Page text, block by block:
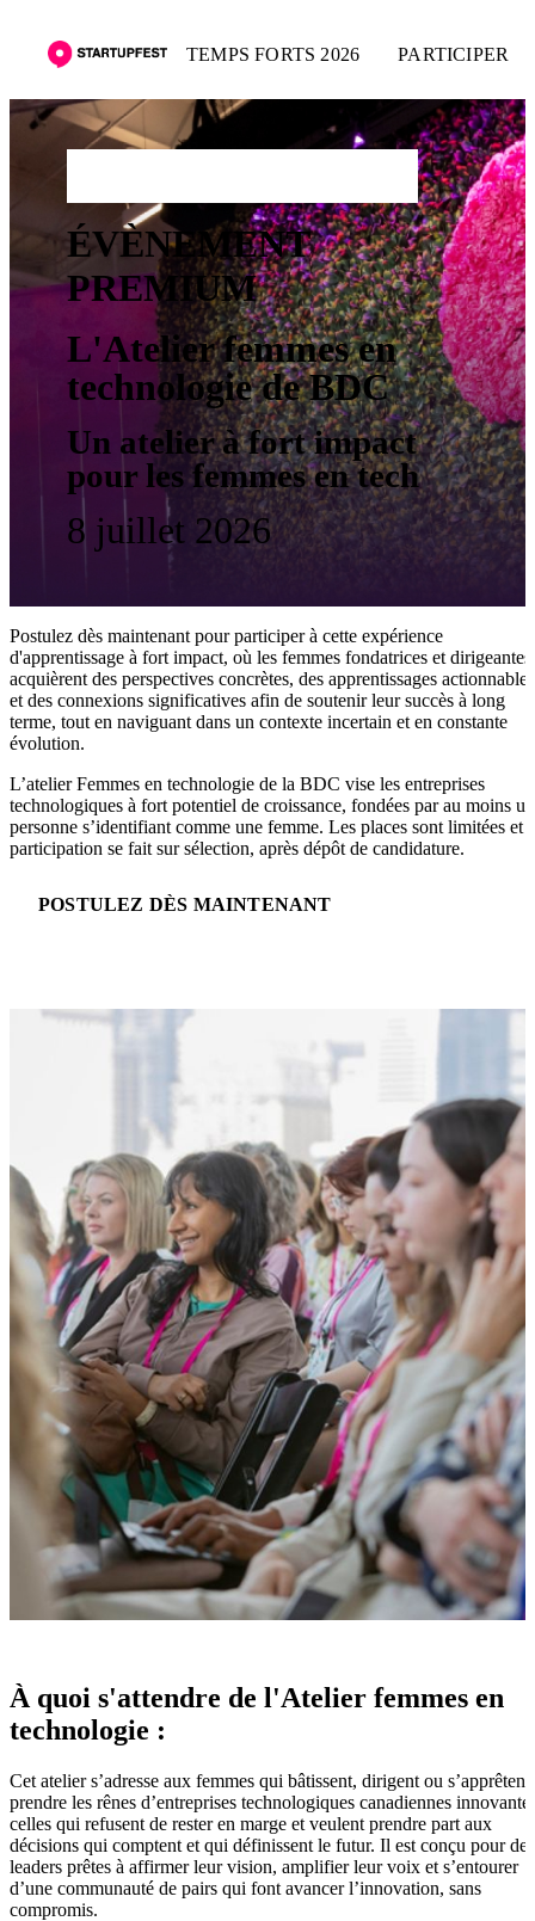
TEMPS FORTS 2026 PARTICIPER
ÉVÈNEMENT
PREMIUM
L'Atelier femmes en
technologie de BDC
Un atelier à fort impact
pour les femmes en tech
8 juillet 2026
Postulez dès maintenant pour participer à cette expérience
d'apprentissage à fort impact, où les femmes fondatrices et dirigeantes
acquièrent des perspectives concrètes, des apprentissages actionnables
et des connexions significatives afin de soutenir leur succès à long
terme, tout en naviguant dans un contexte incertain et en constante
évolution.
L’atelier Femmes en technologie de la BDC vise les entreprises
technologiques à fort potentiel de croissance, fondées par au moins
personne s’identifiant comme une femme. Les places sont limitées et
participation se fait sur sélection, après dépôt de candidature.
POSTULEZ DÈS MAINTENANT
À quoi s'attendre de l'Atelier femmes en
technologie :
Cet atelier s’adresse aux femmes qui bâtissent, dirigent ou s’apprêtent
prendre les rênes d’entreprises technologiques canadiennes
celles qui refusent de rester en marge et veulent prendre part aux
décisions qui comptent et qui définissent le futur. Il est conçu pour des
leaders prêtes à affirmer leur vision, amplifier leur voix et s’entourer
d’une communauté de pairs qui font avancer l’innovation, sans
compromis.